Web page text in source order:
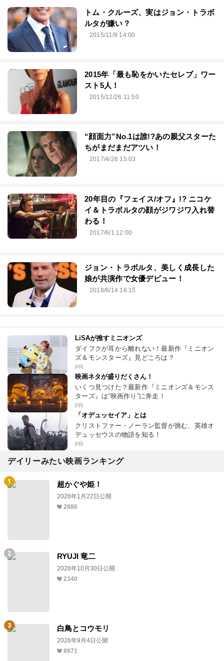
トム・クルーズ、実はジョン・トラボ
ルタが嫌い？
2015/11/9 14:00
2015年「最も恥をかいたセレブ」ワー
スト5人！
2015/12/26 11:50
“顔面力”No.1は誰!?あの親父スターた
ちがまだまだアツい！
2017/4/26 15:03
20年目の『フェイス/オフ』!? ニコケ
イ＆トラボルタの顔がジワジワ入れ替
わる！
2017/6/1 12:00
ジョン・トラボルタ、美しく成長した
娘が共演作で女優デビュー！
2018/6/14 16:15
LiSAが推すミニオンズ
ダイフクが耳から離れない！最新作『ミニオン
ズ＆モンスターズ』見どころは？
PR
映画ネタが盛りだくさん！
いくつ見つけた？最新作『ミニオンズ＆モンス
ターズ』は“映画作り”に奔走！
PR
「オデュッセイア」とは
クリストファー・ノーラン監督が挑む、英雄オ
デュッセウスの物語を知る！
PR
デイリーみたい映画ランキング
超かぐや姫！
2026年1月22日公開
2886
RYUJI 竜二
2026年10月30日公開
2340
白鳥とコウモリ
2026年9月4日公開
8971